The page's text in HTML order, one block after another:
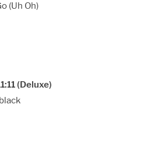
(Uh Oh)
(Deluxe)